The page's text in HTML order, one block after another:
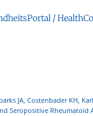
/
JA, Costenbader KH,
Seropositive Rheumatoid